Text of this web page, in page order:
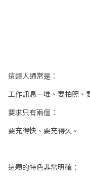
這類人通常是：
工作訊息一堆、要拍照、
要求只有兩個：
要充得快、要充得久。
這顆的特色非常明確：